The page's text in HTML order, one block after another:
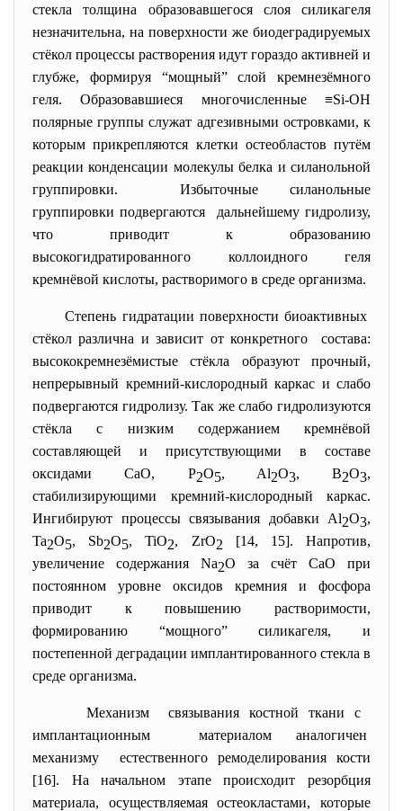
стекла толщина образовавшегося слоя силикагеля
незначительна, на поверхности же биодеградируемых
стёкол процессы растворения идут гораздо активней и
глубже, формируя “мощный” слой кремнезёмного
геля. Образовавшиеся многочисленные ≡Si-OH
полярные группы служат адгезивными островками, к
которым прикрепляются клетки остеобластов путём
реакции конденсации молекулы белка и силанольной
группировки. Избыточные силанольные
группировки подвергаются дальнейшему гидролизу,
что приводит к образованию
высокогидратированного коллоидного геля
кремнёвой кислоты, растворимого в среде организма.
Степень гидратации поверхности биоактивных
стёкол различна и зависит от конкретного состава:
высококремнезёмистые стёкла образуют прочный,
непрерывный кремний-кислородный каркас и слабо
подвергаются гидролизу. Так же слабо гидролизуются
стёкла с низким содержанием кремнёвой
составляющей и присутствующими в составе
оксидами CaO, P2O5, Al2O3, B2O3,
стабилизирующими кремний-кислородный каркас.
Ингибируют процессы связывания добавки Al2O3,
Ta2O5, Sb2O5, TiO2, ZrO2 [14, 15]. Напротив,
увеличение содержания Na2O за счёт CaO при
постоянном уровне оксидов кремния и фосфора
приводит к повышению растворимости,
формированию “мощного” силикагеля, и
постепенной деградации имплантированного стекла в
среде организма.
Механизм связывания костной ткани с
имплантационным материалом аналогичен
механизму естественного ремоделирования кости
[16]. На начальном этапе происходит резорбция
материала, осуществляемая остеокластами, которые